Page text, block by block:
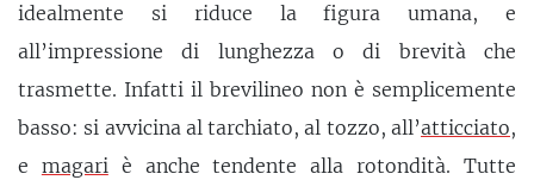
idealmente si riduce la figura umana, e
all’impressione di lunghezza o di brevità che
trasmette. Infatti il brevilineo non è semplicemente
basso: si avvicina al tarchiato, al tozzo, all’atticciato,
e magariè anche tendente alla rotondità. Tutte